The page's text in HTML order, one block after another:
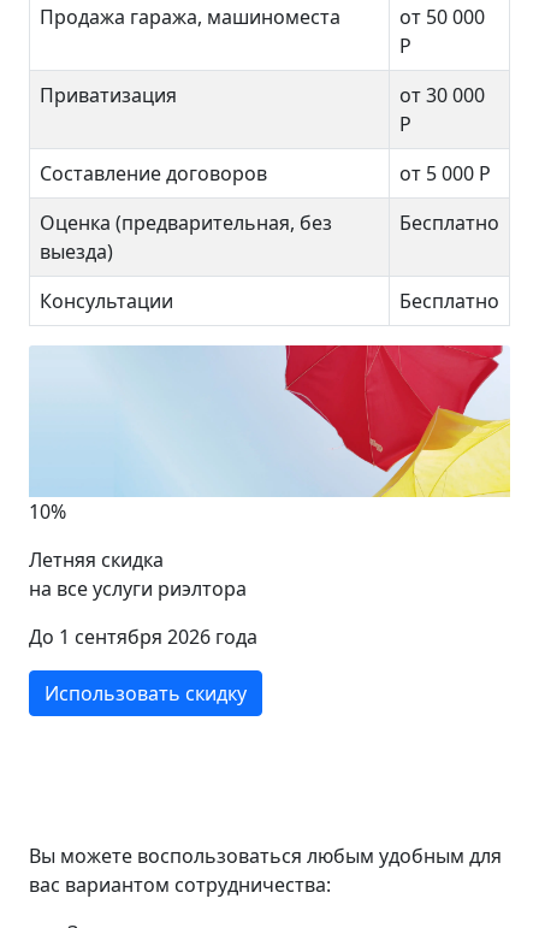
Продажа гаража, машиноместа
от 50 000
Р
Приватизация
от 30 000
Р
Составление договоров
от 5 000 Р
Оценка (предварительная, без
выезда)
Бесплатно
Консультации Бесплатно
10%
Летняя скидка
на все услуги риэлтора
До 1 сентября 2026 года
Использовать скидку
Вы можете воспользоваться любым удобным для
вас вариантом сотрудничества: